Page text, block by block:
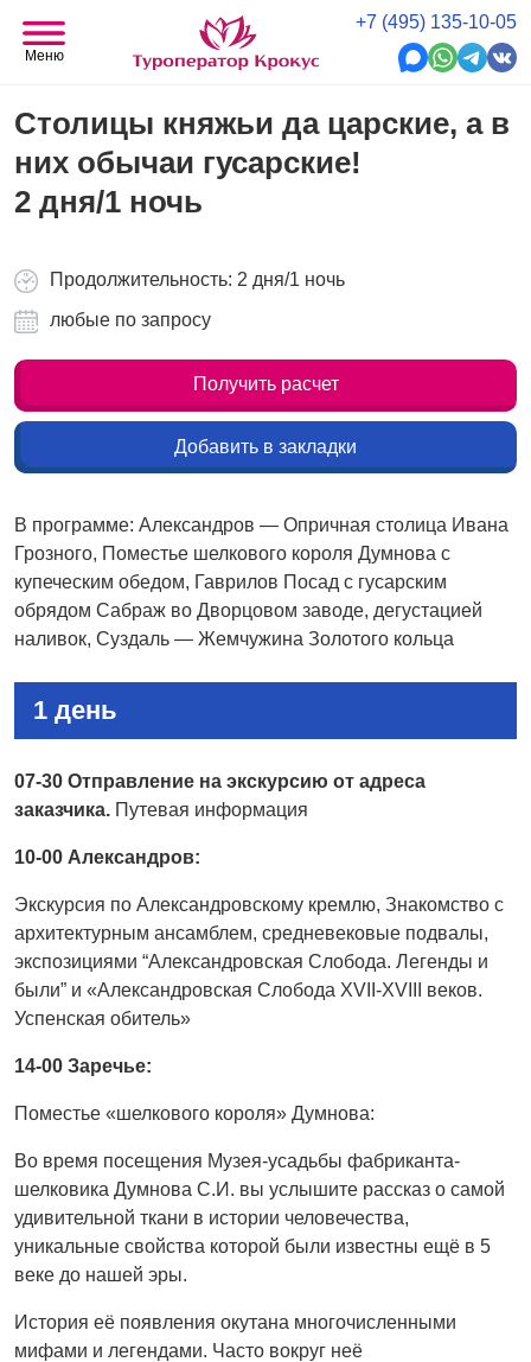
+7 (495) 135-10-05
Меню
Столицы княжьи да царские, а в
них обычаи гусарские!
2 дня/1 ночь
Продолжительность: 2 дня/1 ночь
любые по запросу
Получить расчет
Добавить в закладки
В программе: Александров — Опричная столица Ивана
Грозного, Поместье шелкового короля Думнова с
купеческим обедом, Гаврилов Посад с гусарским
обрядом Сабраж во Дворцовом заводе, дегустацией
наливок, Суздаль — Жемчужина Золотого кольца
1 день
07-30 Отправление на экскурсию от адреса
заказчика. Путевая информация
10-00 Александров:
Экскурсия по Александровскому кремлю, Знакомство с
архитектурным ансамблем, средневековые подвалы,
экспозициями “Александровская Слобода. Легенды и
были” и «Александровская Слобода XVII-XVIII веков.
Успенская обитель»
14-00 Заречье:
Поместье «шелкового короля» Думнова:
Во время посещения Музея-усадьбы фабриканта-
шелковика Думнова С.И. вы услышите рассказ о самой
удивительной ткани в истории человечества,
уникальные свойства которой были известны ещё в 5
веке до нашей эры.
История её появления окутана многочисленными
мифами и легендами. Часто вокруг неё